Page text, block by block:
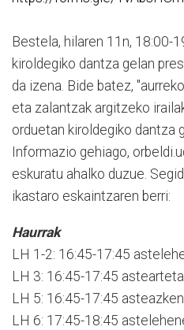
Bestela, hilaren 11n, 18:00-
kiroldegiko dantza gelan
da izena. Bide batez,
eta zalantzak argitzeko
orduetan kiroldegiko dantza
Informazio gehiago,
eskuratu ahalko duzue.
ikastaro eskaintzaren berri:
Haurrak
LH 1-2: 16:45-17:45
LH 3: 16:45-17:45
LH 5: 16:45-17:45
LH 6: 17:45-18:45